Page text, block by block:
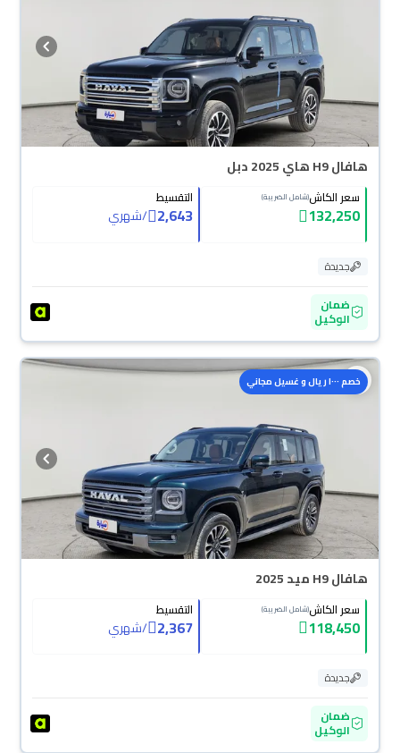
هافال H9 هاي 2025 دبل
سعر الكاش(شامل الضريبة)
132,250
التقسيط
2,643
/شهري
جديدة
ضمان
الوكيل
خصم ١٠٠٠ ريال و غسيل مجاني
هافال H9 ميد 2025
سعر الكاش(شامل الضريبة)
118,450
التقسيط
2,367
/شهري
جديدة
ضمان
الوكيل